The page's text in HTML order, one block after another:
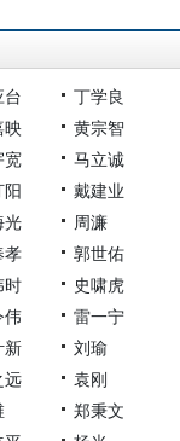
台
丁学良
映
黄宗智
宽
马立诚
阳
戴建业
光
周濂
孝
郭世佑
时
史啸虎
伟
雷一宁
新
刘瑜
远
袁刚
郑秉文